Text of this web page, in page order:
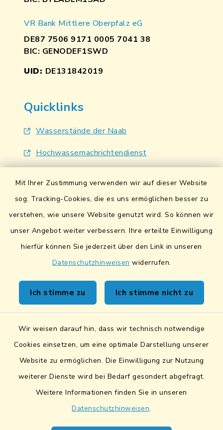
Mit Ihrer Zustimmung verwenden wir auf dieser Website
sog. Tracking-Cookies, die es uns ermöglichen besser zu
verstehen, wie unsere Website genutzt wird. So können wir
unser Angebot weiter verbessern. Ihre erteilte Einwilligung
hierfür können Sie jederzeit über den Link in unseren
Datenschutzhinweisen widerrufen.
Ich stimme zu Ich stimme nicht zu
Wir weisen darauf hin, dass wir technisch notwendige
Cookies einsetzen, um eine optimale Darstellung unserer
Website zu ermöglichen. Die Einwilligung zur Nutzung
weiterer Dienste wird bei Bedarf gesondert abgefragt.
Weitere Informationen finden Sie in unseren
Datenschutzhinweisen.
VR Bank Mittlere Oberpfalz eG
DE87 7506 9171 0005 7041 38
BIC: GENODEF1SWD
UID: DE131842019
Quicklinks
Wasserstände der Naab
Hochwassernachrichtendienst
Lokales Bündnis für Familien
Fairtrade-Towns
Kontakt
Sicherer Datentransfer
Datenschutz